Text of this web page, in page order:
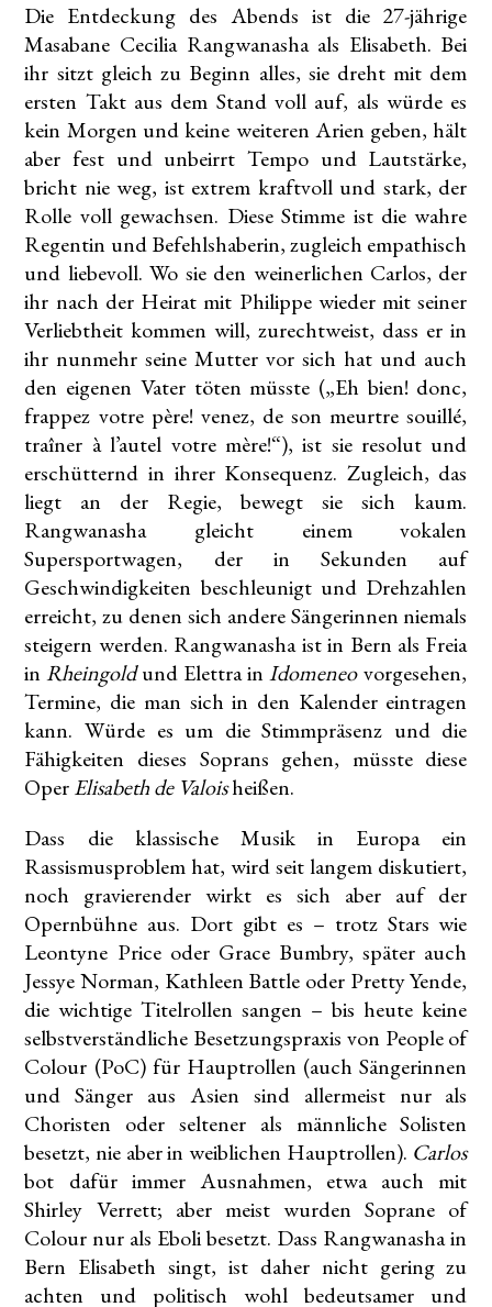
Die Entdeckung des Abends ist die 27-jährige
Masabane Cecilia Rangwanasha als Elisabeth. Bei
ihr sitzt gleich zu Beginn alles, sie dreht mit dem
ersten Takt aus dem Stand voll auf, als würde es
kein Morgen und keine weiteren Arien geben, hält
aber fest und unbeirrt Tempo und Lautstärke,
bricht nie weg, ist extrem kraftvoll und stark, der
Rolle voll gewachsen. Diese Stimme ist die wahre
Regentin und Befehlshaberin, zugleich empathisch
und liebevoll. Wo sie den weinerlichen Carlos, der
ihr nach der Heirat mit Philippe wieder mit seiner
Verliebtheit kommen will, zurechtweist, dass er in
ihr nunmehr seine Mutter vor sich hat und auch
den eigenen Vater töten müsste („Eh bien! donc,
frappez votre père! venez, de son meurtre souillé,
traîner à l’autel votre mère!“), ist sie resolut und
erschütternd in ihrer Konsequenz. Zugleich, das
liegt an der Regie, bewegt sie sich kaum.
Rangwanasha gleicht einem vokalen
Supersportwagen, der in Sekunden auf
Geschwindigkeiten beschleunigt und Drehzahlen
erreicht, zu denen sich andere Sängerinnen niemals
steigern werden. Rangwanasha ist in Bern als Freia
inRheingoldund Elettra inIdomeneovorgesehen,
Termine, die man sich in den Kalender eintragen
kann. Würde es um die Stimmpräsenz und die
Fähigkeiten dieses Soprans gehen, müsste diese
OperElisabeth de Valoisheißen.
Dass die klassische Musik in Europa ein
Rassismusproblem hat, wird seit langem diskutiert,
noch gravierender wirkt es sich aber auf der
Opernbühne aus. Dort gibt es – trotz Stars wie
Leontyne Price oder Grace Bumbry, später auch
Jessye Norman, Kathleen Battle oder Pretty Yende,
die wichtige Titelrollen sangen – bis heute keine
selbstverständliche Besetzungspraxis von People of
Colour (PoC) für Hauptrollen (auch Sängerinnen
und Sänger aus Asien sind allermeist nur als
Choristen oder seltener als männliche Solisten
besetzt, nie aber in weiblichen Hauptrollen). Carlos
bot dafür immer Ausnahmen, etwa auch mit
Shirley Verrett; aber meist wurden Soprane of
Colour nur als Eboli besetzt. Dass Rangwanasha in
Bern Elisabeth singt, ist daher nicht gering zu
achten und politisch wohl bedeutsamer und